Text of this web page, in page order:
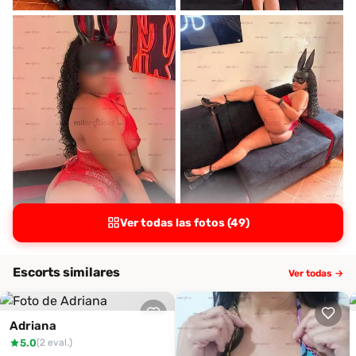
Ver todas las fotos (49)
Escorts similares Ver todas →
Adriana
5.0(2 eval.)